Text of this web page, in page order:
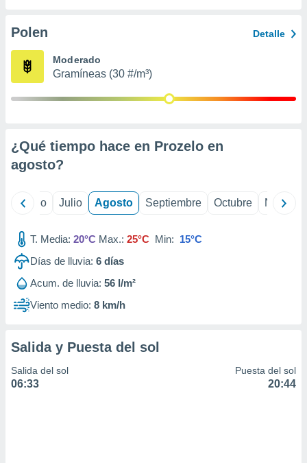
e
mediante
de
1199
Polen Detalle
Moderado
Gramíneas (30 #/m³)
¿Qué tiempo hace en Prozelo en
agosto?
Junio Julio Agosto Septiembre Octubre
T. Media: 20°C Max.: 25°C Min: 15°C
Días de lluvia: 6 días
Acum. de lluvia: 56 l/m²
Viento medio: 8 km/h
Salida y Puesta del sol
Salida del sol
06:33
Puesta del sol
20:44